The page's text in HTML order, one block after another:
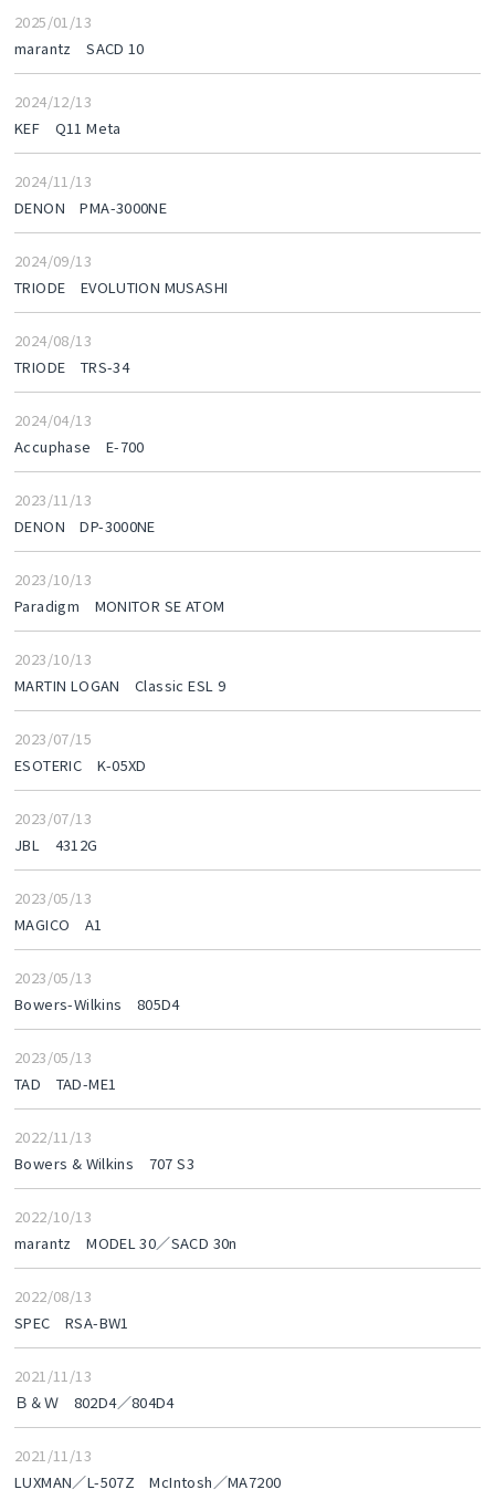
2025/01/13
marantz SACD 10
2024/12/13
KEF Q11 Meta
2024/11/13
DENON PMA-3000NE
2024/09/13
TRIODE EVOLUTION MUSASHI
2024/08/13
TRIODE TRS-34
2024/04/13
Accuphase E-700
2023/11/13
DENON DP-3000NE
2023/10/13
Paradigm MONITOR SE ATOM
2023/10/13
MARTIN LOGAN Classic ESL 9
2023/07/15
ESOTERIC K-05XD
2023/07/13
JBL 4312G
2023/05/13
MAGICO A1
2023/05/13
Bowers-Wilkins 805D4
2023/05/13
TAD TAD-ME1
2022/11/13
Bowers & Wilkins 707 S3
2022/10/13
marantz MODEL 30／SACD 30n
2022/08/13
SPEC RSA-BW1
2021/11/13
Ｂ＆Ｗ 802D4／804D4
2021/11/13
LUXMAN／L-507Z McIntosh／MA7200